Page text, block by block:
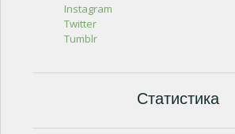
Instagram
Twitter
Tumblr
Статистика